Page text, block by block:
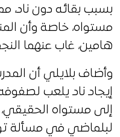
بسبب بقائه دون ناد،
مستواه، خاصة وأن
هامين، غاب عنهما
وأضاف بلايلي أن
إيجاد ناد يلعب
إلى مستواه
لبلماضي في مسألة